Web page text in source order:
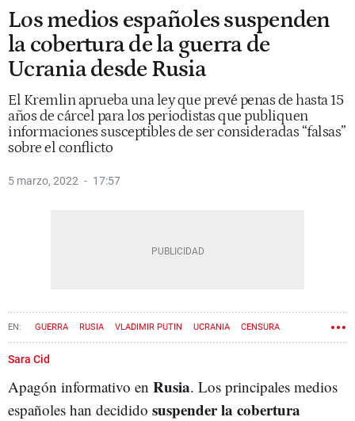
Los medios españoles suspenden
la cobertura de la guerra de
Ucrania desde Rusia
El Kremlin aprueba una ley que prevé penas de hasta 15
años de cárcel para los periodistas que publiquen
informaciones susceptibles de ser consideradas “falsas”
sobre el conflicto
5 marzo, 2022 17:57
GUERRA RUSIA VLADIMIR PUTIN UCRANIA CENSURA
Sara Cid
Apagón informativo en Rusia. Los principales medios
españoles han decidido suspender la cobertura